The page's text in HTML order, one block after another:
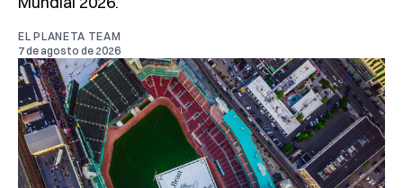
EL PLANETA TEAM
7 de agosto de 2026